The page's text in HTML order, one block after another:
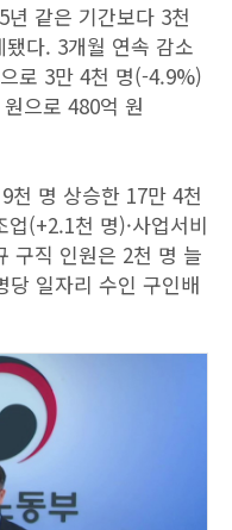
같은 기간보다 3천
다. 3개월 연속 감소
로 3만 4천 명(-4.9%)
으로 480억 원
천 명 상승한 17만 4천
(+2.1천 명)·사업서비
구직 인원은 2천 명 늘
당 일자리 수인 구인배